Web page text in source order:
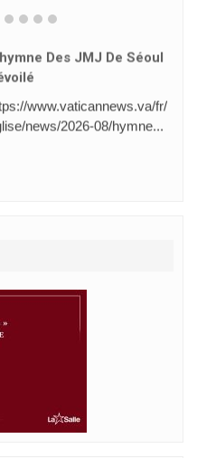
Des JMJ De Séoul
www.vaticannews.va/fr/
news/2026-08/hymne...